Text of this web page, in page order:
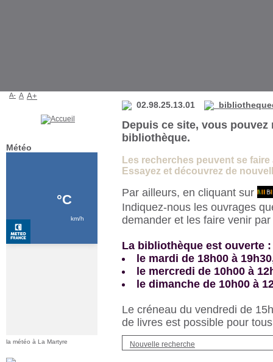
Les recherches peuvent se
Essayez et découvrez de
Par ailleurs, en cliquant sur
Indiquez-nous les ouvrages
demander et les faire venir
La bibliothèque est ouverte :
le mardi de 18h00 à
le mercredi de 10h00 à
le dimanche de 10h00 à
Le créneau du vendredi de
de livres est possible pour
Nouvelle recherche
02.98.25.13.01
Depuis ce site, vous
bibliothèque.
A- A A+
Météo
la météo à La Martyre